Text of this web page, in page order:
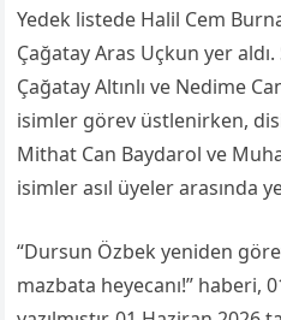
Yedek listede Halil Cem
Çağatay Aras Uçkun yer
Çağatay Altınlı ve Nedime
isimler görev üstlenirken,
Mithat Can Baydarol ve
isimler asıl üyeler arasında
“Dursun Özbek yeniden
mazbata heyecanı!” haberi,